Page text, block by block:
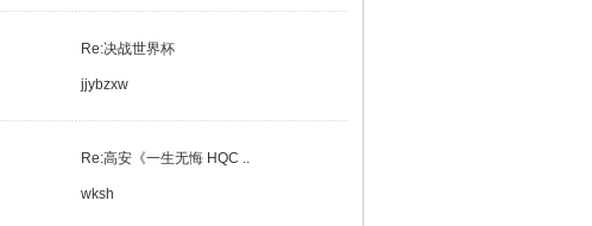
Re:决战世界杯
jjybzxw
Re:高安《一生无悔 HQC ..
wksh